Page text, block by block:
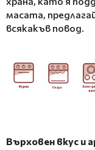
масата,
всякакъв повод.
Върховен вкус и